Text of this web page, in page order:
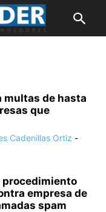
multas de hasta
que
Cadenillas Ortiz -
empresa de
spam